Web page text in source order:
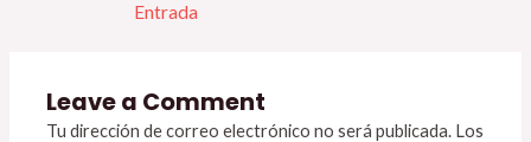
Entrada
Leave a Comment
Tu dirección de correo electrónico no será publicada. Los